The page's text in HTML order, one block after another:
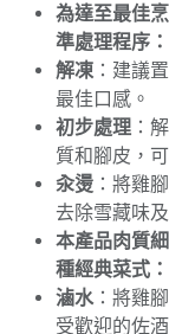
為達至最佳
準處理程序：
解凍 ：建議
最佳口感。
初步處理 ：
質和腳皮，
汆燙 ：將雞
去除雪藏味
本產品肉質
種經典菜式：
滷水：將雞
受歡迎的佐